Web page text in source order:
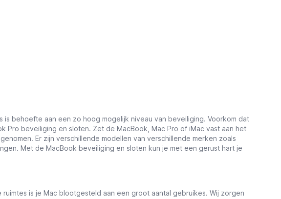
behoefte aan een zo hoog mogelijk niveau van beveiliging. Voorkom dat
Pro beveiliging en sloten. Zet de MacBook, Mac Pro of iMac vast aan het
Er zijn verschillende modellen van verschillende merken zoals
Met de MacBook beveiliging en sloten kun je met een gerust hart je
is je Mac blootgesteld aan een groot aantal gebruikes. Wij zorgen